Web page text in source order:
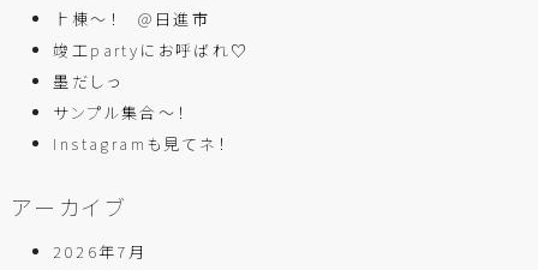
上棟～！ @日進市
竣工partyにお呼ばれ♡
墨だしっ
サンプル集合～！
Instagramも見てネ！
アーカイブ
2026年7月